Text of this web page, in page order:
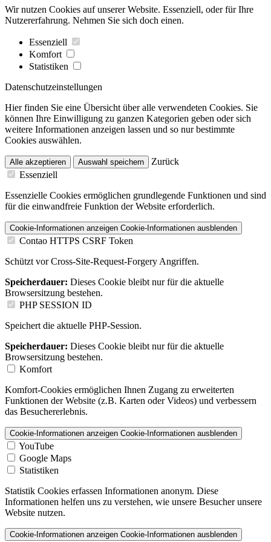
Wir nutzen Cookies auf unserer Website. Essenziell, oder für Ihre
Nutzererfahrung. Nehmen Sie sich doch einen.
Essenziell
Komfort
Statistiken
Datenschutzeinstellungen
Hier finden Sie eine Übersicht über alle verwendeten Cookies. Sie
können Ihre Einwilligung zu ganzen Kategorien geben oder sich
weitere Informationen anzeigen lassen und so nur bestimmte
Cookies auswählen.
Alle akzeptieren Auswahl speichern
Zurück
Essenziell
Essenzielle Cookies ermöglichen grundlegende Funktionen und sind
für die einwandfreie Funktion der Website erforderlich.
Cookie-Informationen anzeigen Cookie-Informationen ausblenden
Contao HTTPS CSRF Token
Schützt vor Cross-Site-Request-Forgery Angriffen.
Speicherdauer: Dieses Cookie bleibt nur für die aktuelle
Browsersitzung bestehen.
PHP SESSION ID
Speichert die aktuelle PHP-Session.
Speicherdauer: Dieses Cookie bleibt nur für die aktuelle
Browsersitzung bestehen.
Komfort
Komfort-Cookies ermöglichen Ihnen Zugang zu erweiterten
Funktionen der Website (z.B. Karten oder Videos) und verbessern
das Besuchererlebnis.
Cookie-Informationen anzeigen Cookie-Informationen ausblenden
YouTube
Google Maps
Statistiken
Statistik Cookies erfassen Informationen anonym. Diese
Informationen helfen uns zu verstehen, wie unsere Besucher unsere
Website nutzen.
Cookie-Informationen anzeigen Cookie-Informationen ausblenden